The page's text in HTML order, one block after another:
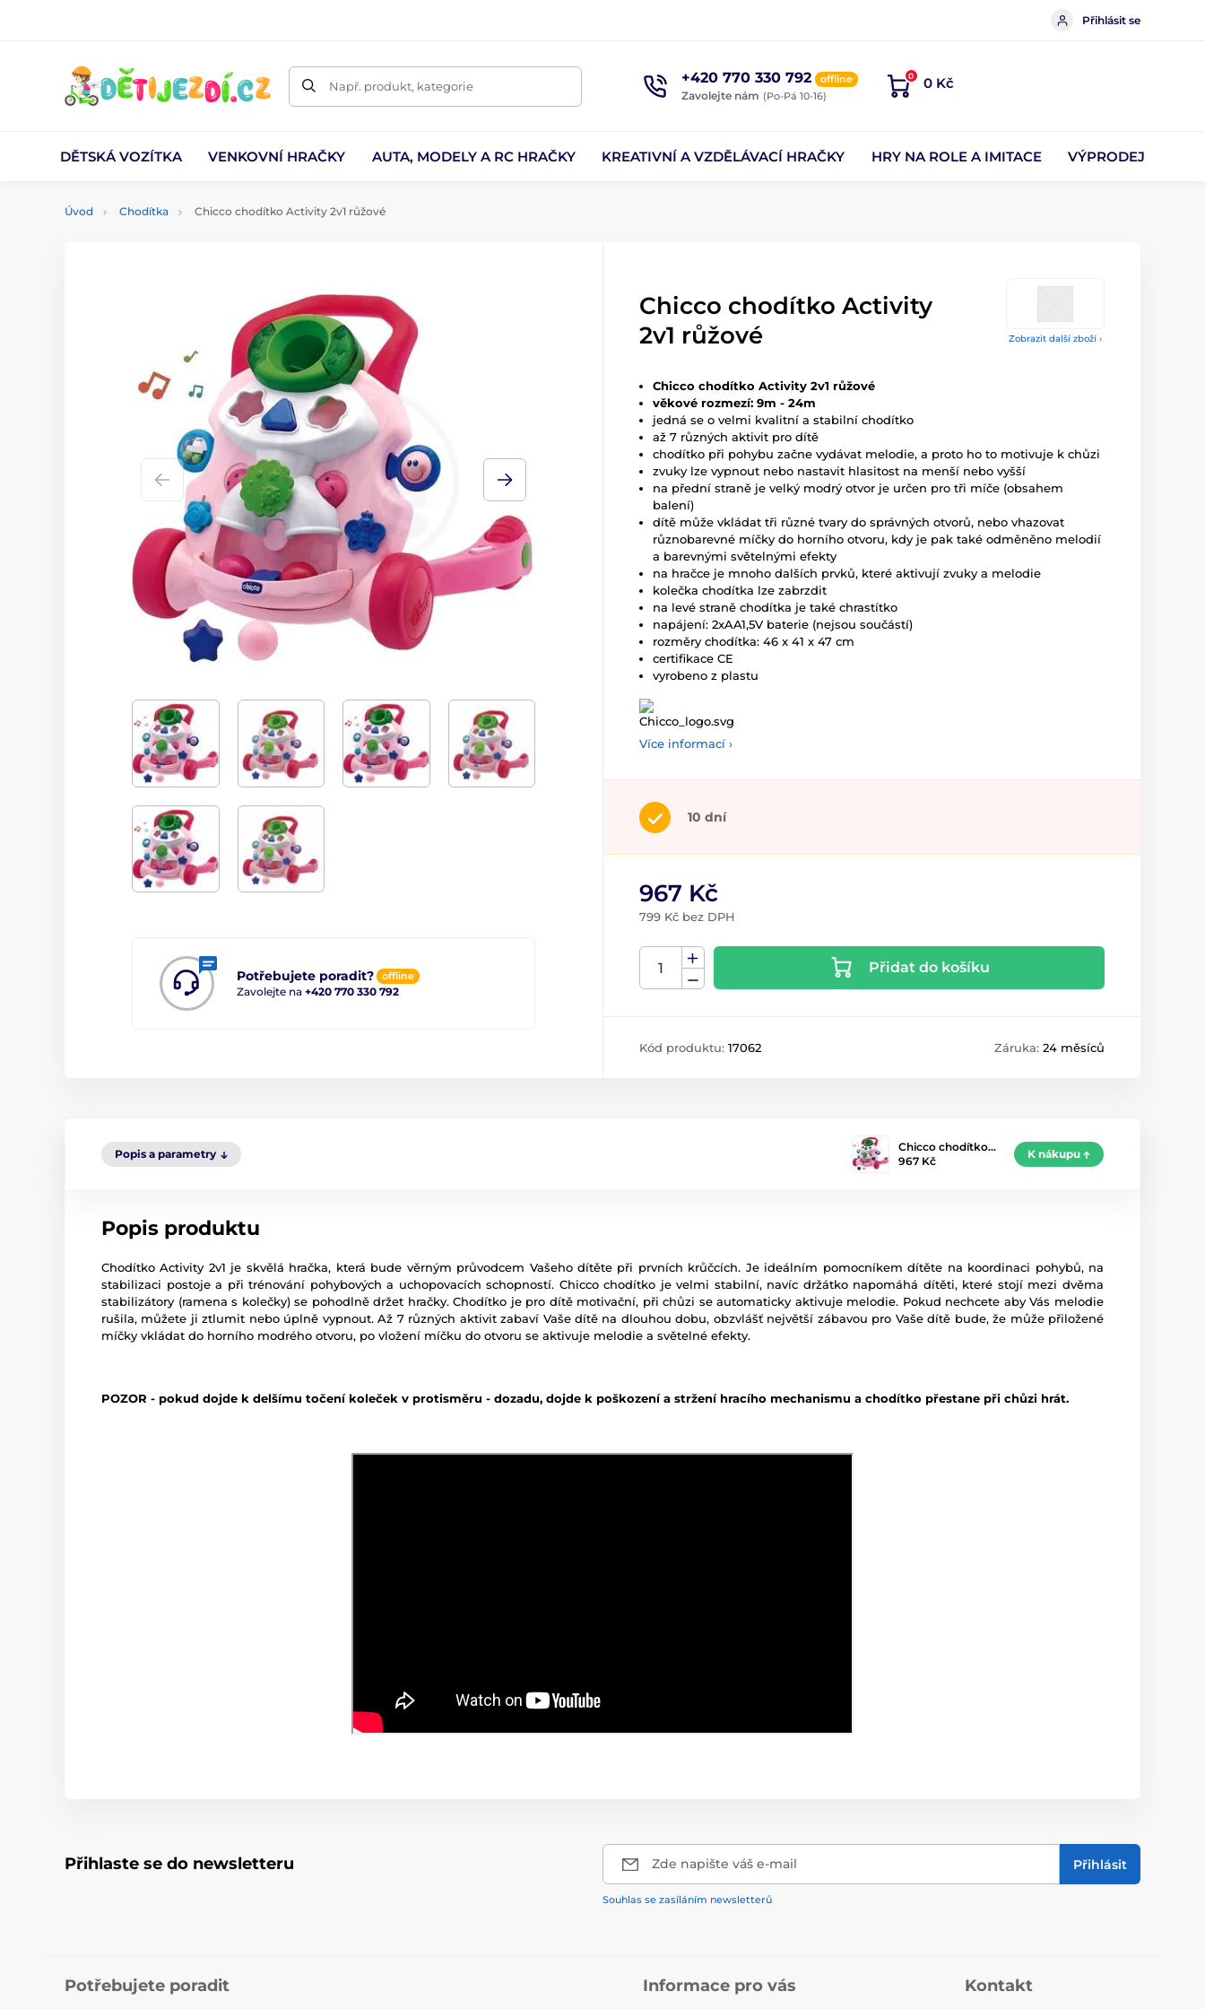
Přihlásit se
Např. produkt, kategorie +420 770 330 792 offline
Zavolejte nám (Po-Pá 10-16)
0 0 Kč
DĚTSKÁ VOZÍTKA VENKOVNÍ HRAČKY AUTA, MODELY A RC HRAČKY KREATIVNÍ A VZDĚLÁVACÍ HRAČKY HRY NA ROLE A IMITACE VÝPRODEJ
Úvod Chodítka Chicco chodítko Activity 2v1 růžové
Zobrazit další zboží ›
Potřebujete poradit? offline
Zavolejte na +420 770 330 792
Chicco chodítko Activity
2v1 růžové
Chicco chodítko Activity 2v1 růžové
věkové rozmezí: 9m - 24m
jedná se o velmi kvalitní a stabilní chodítko
až 7 různých aktivit pro dítě
chodítko při pohybu začne vydávat melodie, a proto ho to motivuje k chůzi
zvuky lze vypnout nebo nastavit hlasitost na menší nebo vyšší
na přední straně je velký modrý otvor je určen pro tři míče (obsahem
balení)
dítě může vkládat tři různé tvary do správných otvorů, nebo vhazovat
různobarevné míčky do horního otvoru, kdy je pak také odměněno melodií
a barevnými světelnými efekty
na hračce je mnoho dalších prvků, které aktivují zvuky a melodie
kolečka chodítka lze zabrzdit
na levé straně chodítka je také chrastítko
napájení: 2xAA1,5V baterie (nejsou součástí)
rozměry chodítka: 46 x 41 x 47 cm
certifikace CE
vyrobeno z plastu
Více informací ›
10 dní
967 Kč
799 Kč bez DPH
Přidat do košíku
Kód produktu: 17062 Záruka: 24 měsíců
Popis a parametry
Chicco chodítko…
967 Kč
K nákupu
Popis produktu
Chodítko Activity 2v1 je skvělá hračka, která bude věrným průvodcem Vašeho dítěte při prvních krůčcích. Je ideálním pomocníkem dítěte na koordinaci pohybů, na
stabilizaci postoje a při trénování pohybových a uchopovacích schopností. Chicco chodítko je velmi stabilní, navíc držátko napomáhá dítěti, které stojí mezi dvěma
stabilizátory (ramena s kolečky) se pohodlně držet hračky. Chodítko je pro dítě motivační, při chůzi se automaticky aktivuje melodie. Pokud nechcete aby Vás melodie
rušila, můžete ji ztlumit nebo úplně vypnout. Až 7 různých aktivit zabaví Vaše dítě na dlouhou dobu, obzvlášť největší zábavou pro Vaše dítě bude, že může přiložené
míčky vkládat do horního modrého otvoru, po vložení míčku do otvoru se aktivuje melodie a světelné efekty.
POZOR - pokud dojde k delšímu točení koleček v protisměru - dozadu, dojde k poškození a stržení hracího mechanismu a chodítko přestane při chůzi hrát.
Přihlaste se do newsletteru Zde napište váš e-mail Přihlásit
Souhlas se zasíláním newsletterů
Potřebujete poradit Informace pro vás Kontakt